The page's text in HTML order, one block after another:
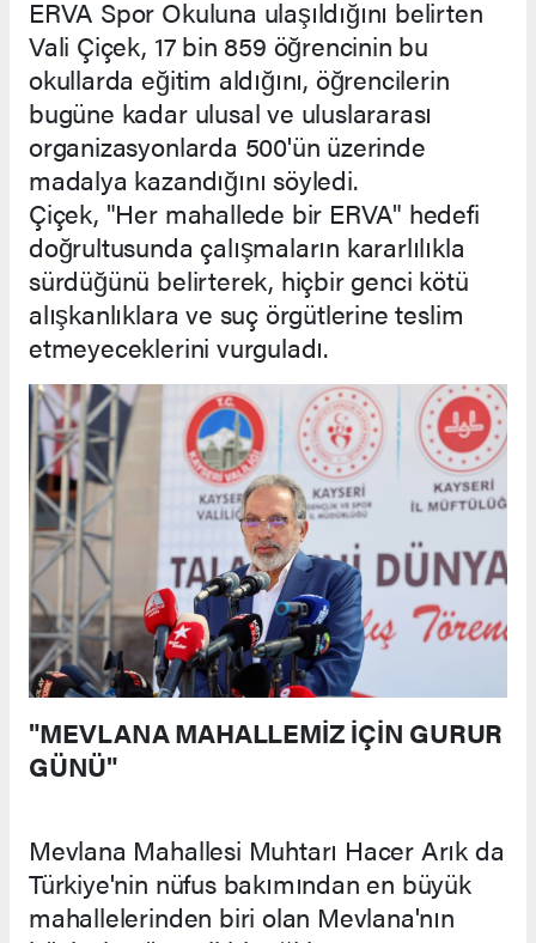
ERVA Spor Okuluna ulaşıldığını belirten
Vali Çiçek, 17 bin 859 öğrencinin bu
okullarda eğitim aldığını, öğrencilerin
bugüne kadar ulusal ve uluslararası
organizasyonlarda 500'ün üzerinde
madalya kazandığını söyledi.
Çiçek, "Her mahallede bir ERVA" hedefi
doğrultusunda çalışmaların kararlılıkla
sürdüğünü belirterek, hiçbir genci kötü
alışkanlıklara ve suç örgütlerine teslim
etmeyeceklerini vurguladı.
"MEVLANA MAHALLEMİZ İÇİN GURUR
GÜNÜ"
Mevlana Mahallesi Muhtarı Hacer Arık da
Türkiye'nin nüfus bakımından en büyük
mahallelerinden biri olan Mevlana'nın